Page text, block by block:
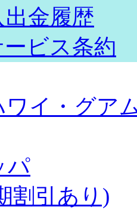
金履歴
ビス条約
ワイ・グア
パ
割引あり)